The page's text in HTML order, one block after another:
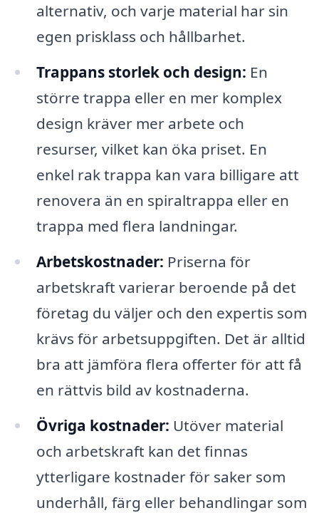
alternativ, och varje material har sin
egen prisklass och hållbarhet.
Trappans storlek och design: En
större trappa eller en mer komplex
design kräver mer arbete och
resurser, vilket kan öka priset. En
enkel rak trappa kan vara billigare att
renovera än en spiraltrappa eller en
trappa med flera landningar.
Arbetskostnader: Priserna för
arbetskraft varierar beroende på det
företag du väljer och den expertis som
krävs för arbetsuppgiften. Det är alltid
bra att jämföra flera offerter för att få
en rättvis bild av kostnaderna.
Övriga kostnader: Utöver material
och arbetskraft kan det finnas
ytterligare kostnader för saker som
underhåll, färg eller behandlingar som